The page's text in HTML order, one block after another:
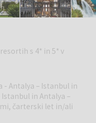
s 4* in 5* v
Antalya – Istanbul in
in Antalya –
čarterski let in/ali